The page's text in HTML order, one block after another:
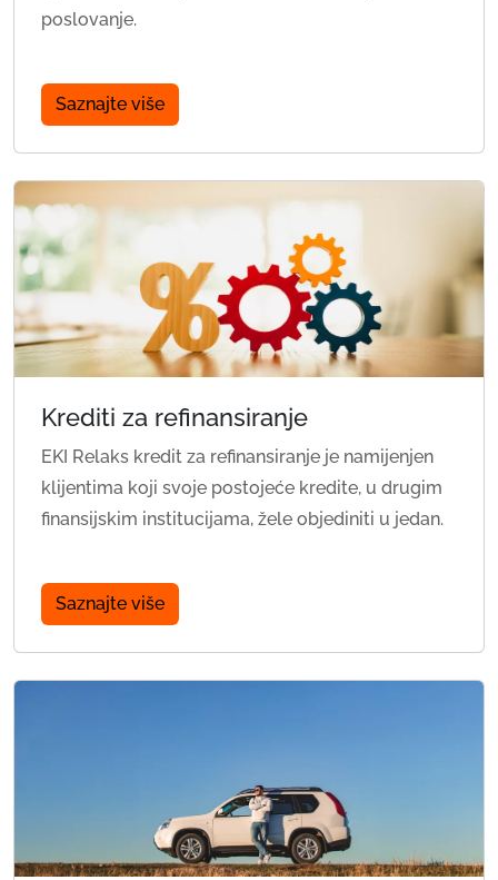
poslovanje.
Saznajte više
Krediti za refinansiranje
EKI Relaks kredit za refinansiranje je namijenjen
klijentima koji svoje postojeće kredite, u drugim
finansijskim institucijama, žele objediniti u jedan.
Saznajte više